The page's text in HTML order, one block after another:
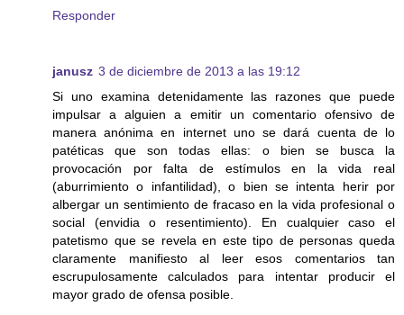
Responder
janusz 3 de diciembre de 2013 a las 19:12
Si uno examina detenidamente las razones que puede
impulsar a alguien a emitir un comentario ofensivo de
manera anónima en internet uno se dará cuenta de lo
patéticas que son todas ellas: o bien se busca la
provocación por falta de estímulos en la vida real
(aburrimiento o infantilidad), o bien se intenta herir por
albergar un sentimiento de fracaso en la vida profesional o
social (envidia o resentimiento). En cualquier caso el
patetismo que se revela en este tipo de personas queda
claramente manifiesto al leer esos comentarios tan
escrupulosamente calculados para intentar producir el
mayor grado de ofensa posible.